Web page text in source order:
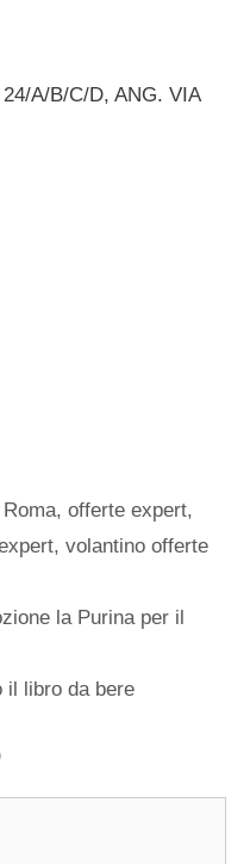
A/B/C/D, ANG. VIA
,offerte expert,
, volantino offerte
la Purina per il
il libro da bere